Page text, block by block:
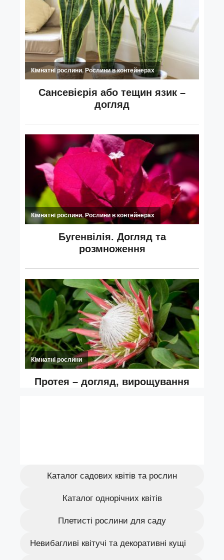
Каталог садових квітів та рослин
Каталог однорічних квітів
Плетисті рослини для саду
Невибагливі квітучі та декоративні кущі